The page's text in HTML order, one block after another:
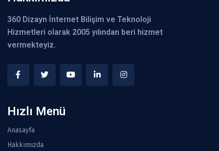
360 Dizayn İnternet Bilişim ve Teknoloji
Hizmetleri olarak 2005 yılından beri hizmet
vermekteyiz.
Hızlı Menü
Anasayfa
Hakkımızda